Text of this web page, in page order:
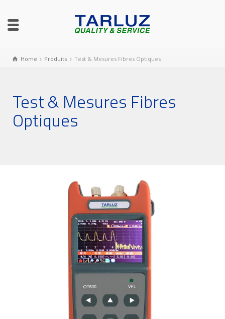
Home Produits Test & Mesures Fibres Optiques
Test & Mesures Fibres
Optiques